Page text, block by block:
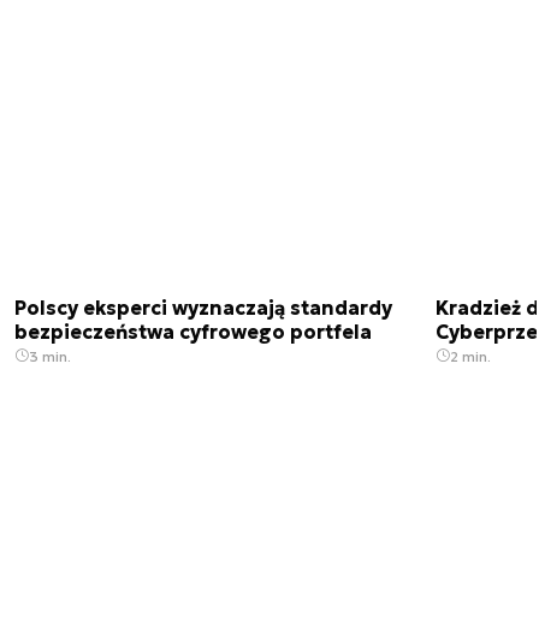
Polscy eksperci wyznaczają standardy
bezpieczeństwa cyfrowego portfela
3 min.
Kradzież
2 min.